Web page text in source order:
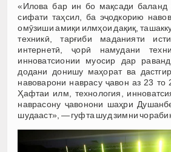
«Илова бар ин бо мақсади баланд
сифати таҳсил, ба эҷодкорию
омӯзиши амиқи илмҳои дақиқ,
техникӣ, тарғиби маданияти
интернетӣ, ҷорӣ намудани
инноватсионии муосир дар
додани донишу маҳорат ва
навоварони наврасу ҷавон аз 23
Ҳафтаи илм, технология,
наврасону ҷавонони шаҳри
шудааст», — гуфта шуд зимни